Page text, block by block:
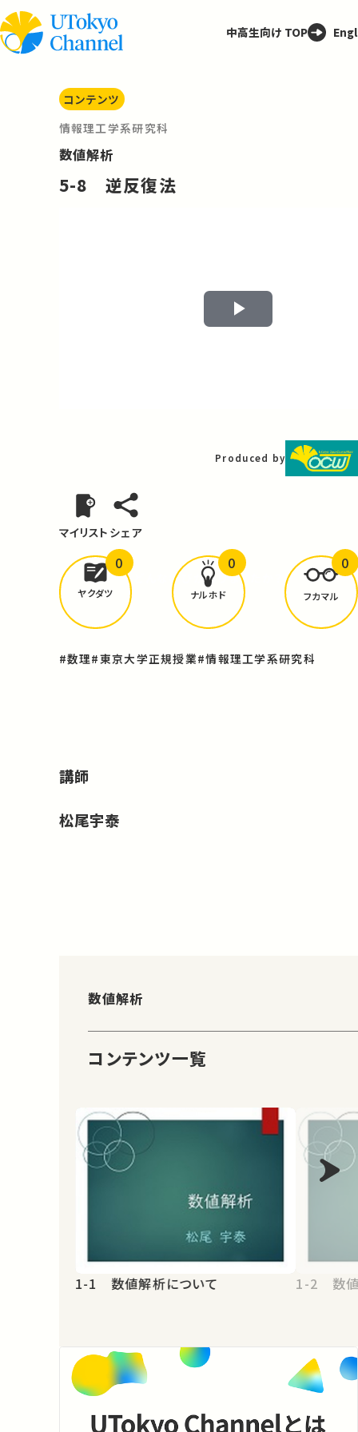
中高生向け TOP
コンテンツ
情報理工学系研究科
数値解析
5-8 逆反復法
Play
Produced by
マイリスト シェア
どんな学びがありましたか？
ヤクダツ
0
ナルホド
0
フカマル
0
#数理#東京大学正規授業#情報理工学系研究科
講師
松尾宇泰
数値解析
コンテンツ一覧
1-1 数値解析について 1-2 数値